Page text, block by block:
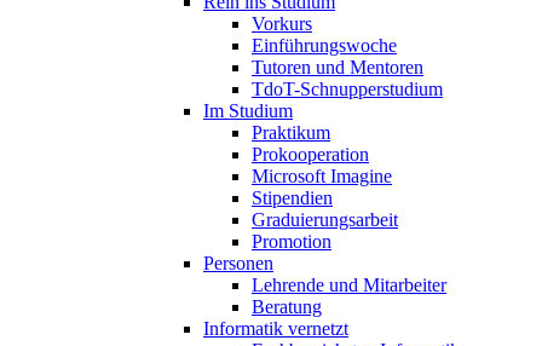
Vorkurs
Einführungswoche
Tutoren und Mentoren
TdoT-Schnupperstudium
Im Studium
Praktikum
Prokooperation
Microsoft Imagine
Stipendien
Graduierungsarbeit
Promotion
Personen
Lehrende und Mitarbeiter
Beratung
Informatik vernetzt